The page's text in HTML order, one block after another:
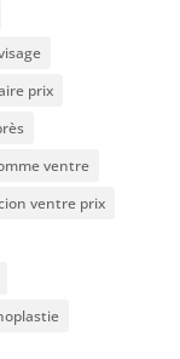
prix
ventre
ventre prix